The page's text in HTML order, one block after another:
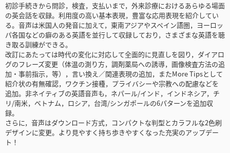
初診手続きから問診，検査，支払いまで，外来診療におけるあらゆる場面
の英会話を収録。利用度の高い基本表現，豊富な応用表現を紹介してい
る。音声は米国人の発音に加えて，東南アジアやスペイン語圏，ヨーロッ
パ各国などの癖のある英語を並行して収録しており，さまざまな英語を聴
き取る訓練ができる。
改訂にあたっては時代の変化に対応して全面的に見直しを図り，ダイアロ
グのフレーズ変更（体温の測り方，調剤薬局への誘導，画像検査方法の追
加・事前指示，等），言い換え／関連表現の追加，またMore Tipsとして
紹介状の有無確認，ワクチン接種，プライバシーや宗教への配慮などを
追加。非ネイティブの英語音声も，ネパール/インド，インドネシア，チ
リ/南米，ベトナム，ロシア，台湾/シンガポールの6パターンを追加収
録。
さらに，音声はダウンロード方式，コンパクトな判型とカラフルな2色刷
デザインに変更。より見やすく持ち歩きやすくなった充実のアップデー
ト！